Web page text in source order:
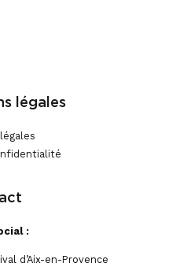
légales
:
d’Aix-en-Provence